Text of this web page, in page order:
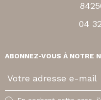
04
ABONNEZ-VOUS À NOTRE
t